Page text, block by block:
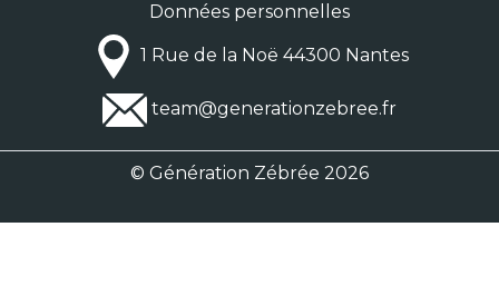
Données personnelles
1 Rue de la Noë 44300 Nantes
team@generationzebree.fr
© Génération Zébrée 2026